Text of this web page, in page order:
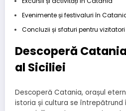
Evenimente și festivaluri în
Concluzii și sfaturi pentru vizitatori
Descoperă
al Siciliei
Descoperă Catania, orașul
istoria și cultura se întrepătrund